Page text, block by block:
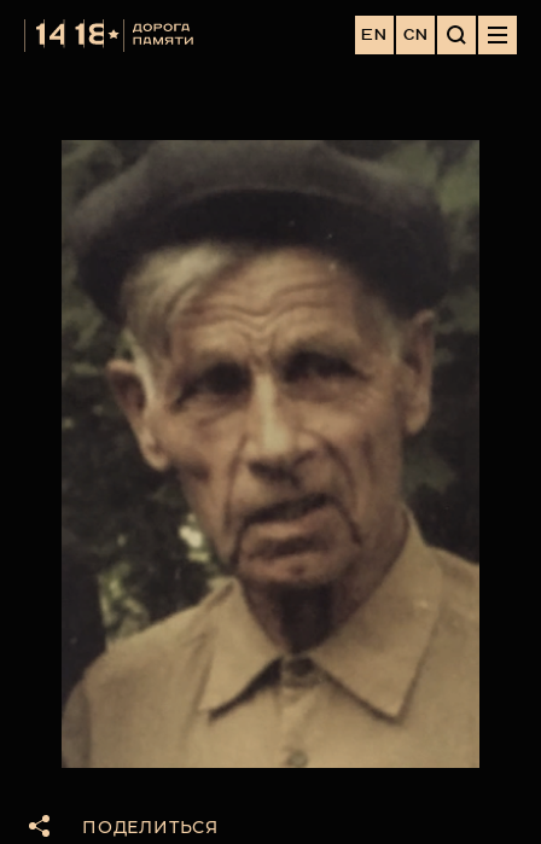
EN CN
ПОДЕЛИТЬСЯ